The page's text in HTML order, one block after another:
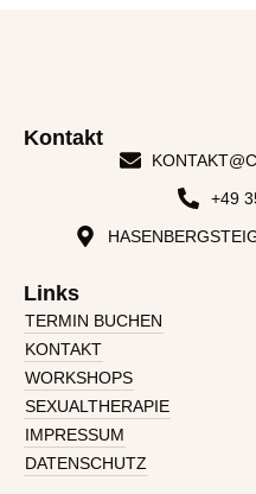
Kontakt
+49
Links
TERMIN BUCHEN
KONTAKT
WORKSHOPS
SEXUALTHERAPIE
IMPRESSUM
DATENSCHUTZ